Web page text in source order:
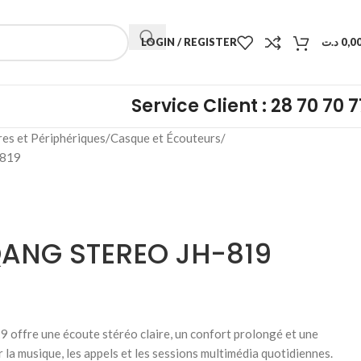
LOGIN / REGISTER د.ت
Service Client : 28 70 70
et Périphériques Casque et Écouteurs
STEREO JH-819
offre une écoute stéréo claire, un confort prolongé et une
musique, les appels et les sessions multimédia quotidiennes.